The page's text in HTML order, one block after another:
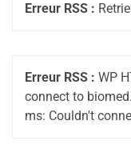
Erreur RSS :
Erreur RSS : WP
connect to
ms: Couldn't